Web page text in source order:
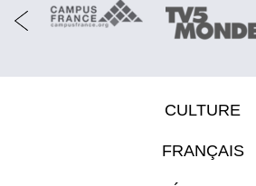
CULTURE
FRANÇAIS